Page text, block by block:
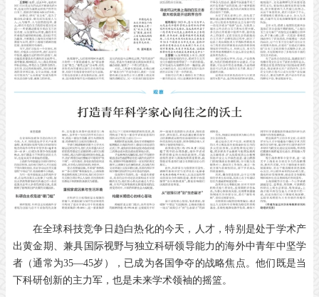
在全球科技竞争日趋白热化的今天，人才，特别是处于学术产
出黄金期、兼具国际视野与独立科研领导能力的海外中青年中坚学
者（通常为35—45岁），已成为各国争夺的战略焦点。他们既是当
下科研创新的主力军，也是未来学术领袖的摇篮。